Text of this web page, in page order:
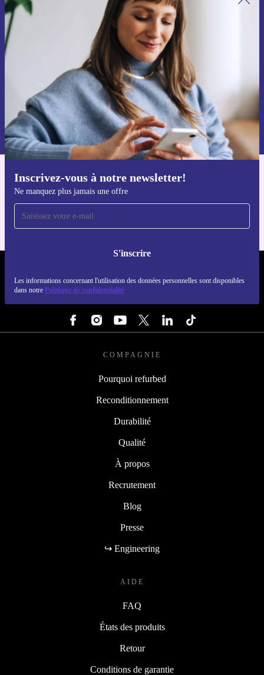
Inscrivez-vous à notre newsletter!
Ne manquez plus jamais une offre
S'inscrire
Les informations concernant l'utilisation des données personnelles sont disponibles
dans notre Politique de confidentialité
Recevoir offres et infos de refurbed
par mail
Ne manquez plus aucune offre.
S'inscrire
Retrouvez les informations sur l'utilisation des données personnelles
dans notre
politique de confidentialité.
Téléchargez l'application refurbed
Pour iOS et Android
COMPAGNIE
Pourquoi refurbed
Reconditionnement
Durabilité
Qualité
À propos
Recrutement
Blog
Presse
↪ Engineering
AIDE
FAQ
États des produits
Retour
Conditions de garantie